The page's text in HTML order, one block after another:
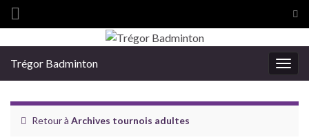
Search for:
Trégor Badminton
Retour à Archives tournois adultes